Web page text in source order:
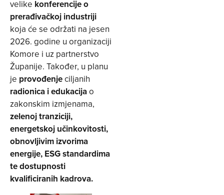
velike konferencije o
prerađivačkoj industriji
koja će se održati na jesen
2026. godine u organizaciji
Komore i uz partnerstvo
Županije. Također, u planu
je provođenjeciljanih
radionica i edukacijao
zakonskim izmjenama,
zelenoj tranziciji,
energetskoj učinkovitosti,
obnovljivim izvorima
energije, ESG standardima
te dostupnosti
kvalificiranih kadrova.